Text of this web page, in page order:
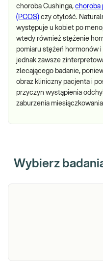
choroba Cushinga, choroba
(PCOS) czy otyłość.
występuje u kobiet po
wtedy również stężenie
pomiaru stężeń hormonów
jednak zawsze
zlecającego badanie,
obraz kliniczny pacjenta i
przyczyn wystąpienia
zaburzenia
Wybierz